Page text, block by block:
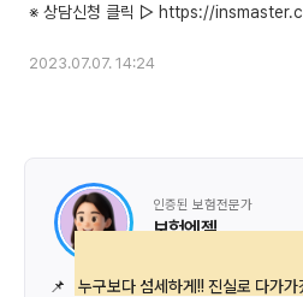
2023.07.07. 14:24
인증된 보험전문가
보험엔젤
📌 누구보다 섬세하게!! 진실로 다가가